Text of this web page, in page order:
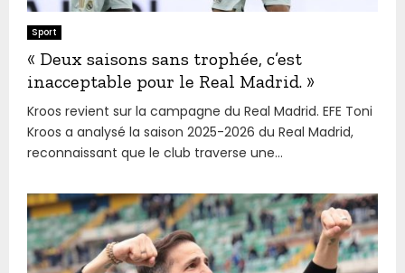
Sport
« Deux saisons sans trophée, c’est
inacceptable pour le Real Madrid. »
Kroos revient sur la campagne du Real Madrid. EFE Toni
Kroos a analysé la saison 2025-2026 du Real Madrid,
reconnaissant que le club traverse une...